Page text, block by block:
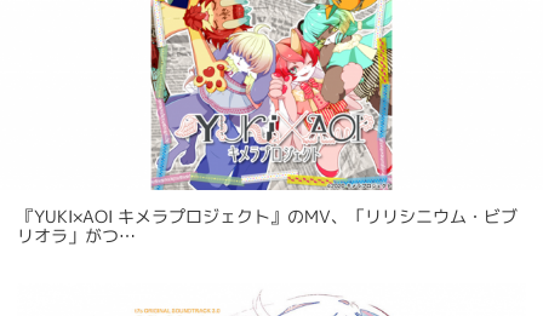
『YUKI×AOI キメラプロジェクト』のMV、「リリシニウム・ビブ
リオラ」がつ…